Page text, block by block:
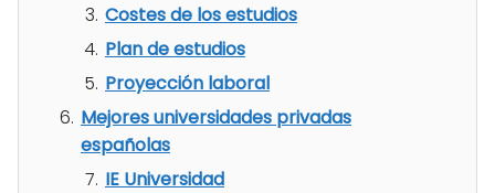
Costes de los estudios
Plan de estudios
Proyección laboral
Mejores universidades privadas
españolas
IE Universidad